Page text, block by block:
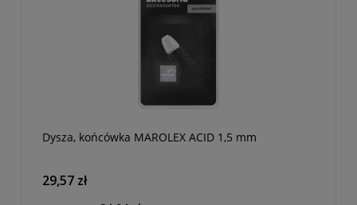
Dysza, końcówka MAROLEX ACID 1,5 mm
29,57 zł